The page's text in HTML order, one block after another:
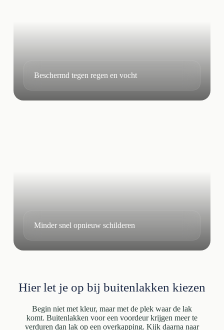
Beschermd tegen regen en vocht
Minder snel opnieuw schilderen
Hier let je op bij buitenlakken kiezen
Begin niet met kleur, maar met de plek waar de lak
komt. Buitenlakken voor een voordeur krijgen meer te
verduren dan lak op een overkapping. Kijk daarna naar